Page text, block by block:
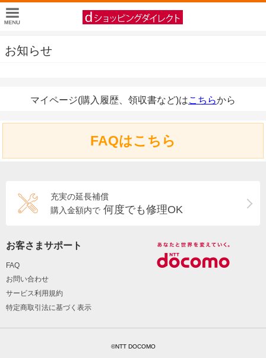
お知らせ
マイページ(購入履歴、領収書など)はこちらから
FAQはこちら
充実の延長補償
購入金額内で 何度でも修理OK
お客さまサポート
FAQ
お問い合わせ
サービス利用規約
特定商取引法に基づく表示
©NTT DOCOMO